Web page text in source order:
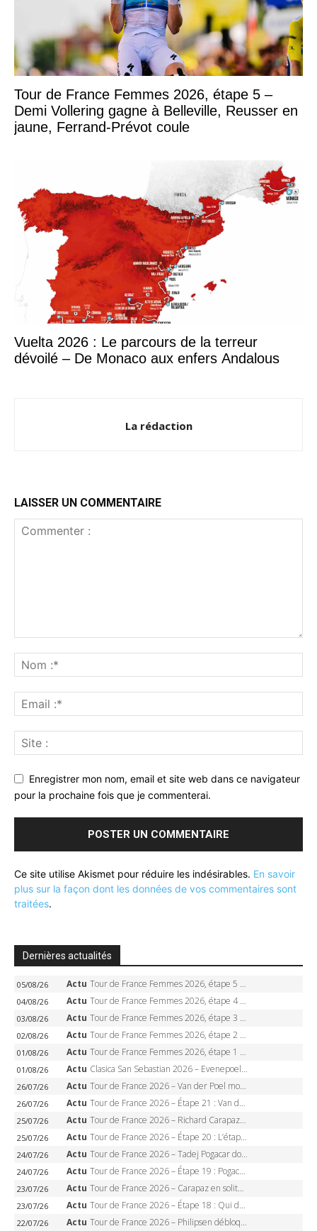
Tour de France Femmes 2026, étape 5 –
Demi Vollering gagne à Belleville, Reusser en
jaune, Ferrand-Prévot coule
Vuelta 2026 : Le parcours de la terreur
dévoilé – De Monaco aux enfers Andalous
La rédaction
LAISSER UN COMMENTAIRE
Enregistrer mon nom, email et site web dans ce navigateur
pour la prochaine fois que je commenterai.
Ce site utilise Akismet pour réduire les indésirables. En savoir
plus sur la façon dont les données de vos commentaires sont
traitées.
Dernières actualités
05/08/26 Actu Tour de France Femmes 2026, étape 5 – Demi Vollering gagne à Belleville, Reusser en jaune, Ferrand-Prévot coule
04/08/26 Actu Tour de France Femmes 2026, étape 4 – Marlen Reusser écrase le chrono, Ferrand-Prévot en crise
03/08/26 Actu Tour de France Femmes 2026, étape 3 – Sigrid Haugset en solitaire, 88 km d’échappée, maillot jaune
02/08/26 Actu Tour de France Femmes 2026, étape 2 – Lorena Wiebes doublé à Genève, Markus héroïque, 7e record
01/08/26 Actu Tour de France Femmes 2026, étape 1 – Lorena Wiebes intouchable à Lausanne, premier maillot jaune
01/08/26 Actu Clasica San Sebastian 2026 – Evenepoel recordman, 4e victoire, Carapaz battu au sprint
26/07/26 Actu Tour de France 2026 – Van der Poel monumental à Paris, Pogacar égale le record des cinq sacres
26/07/26 Actu Tour de France 2026 – Étape 21 : Van der Poel, Pogacar, qui succédera à Wout van Aert sur les Champs-Elysées ?
25/07/26 Actu Tour de France 2026 – Richard Carapaz roi des Alpes, doublé et maillot à pois, Seixas perd le podium
25/07/26 Actu Tour de France 2026 – Étape 20 : L’étape reine, Galibier, Sarenne, Alpe d’Huez, qui succédera à Pogacar ?
24/07/26 Actu Tour de France 2026 – Tadej Pogacar dompte l’Alpe d’Huez, 5e victoire, record de Pantani pulvérisé
24/07/26 Actu Tour de France 2026 – Étape 19 : Pogacar peut-il enfin dompter l’Alpe d’Huez ?
23/07/26 Actu Tour de France 2026 – Carapaz en solitaire à Orcières-Merlette, Paret-Peintre à un point du maillot à pois
23/07/26 Actu Tour de France 2026 – Étape 18 : Qui domptera Orcières-Merlette, première marche vers l’Alpe d’Huez ?
22/07/26 Actu Tour de France 2026 – Philipsen débloque son compteur à Voiron, Pedersen en danger pour le maillot vert